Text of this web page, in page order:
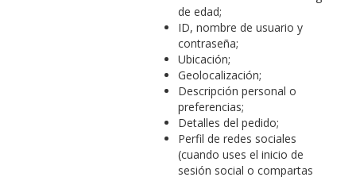
de edad;
ID, nombre de usuario y
contraseña;
Ubicación;
Geolocalización;
Descripción personal o
preferencias;
Detalles del pedido;
Perfil de redes sociales
(cuando uses el inicio de
sesión social o compartas